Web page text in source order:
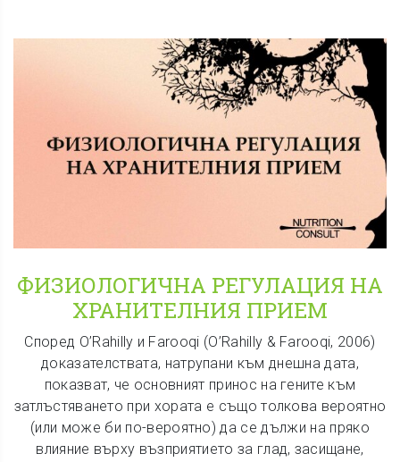
ФИЗИОЛОГИЧНА РЕГУЛАЦИЯ НА
ХРАНИТЕЛНИЯ ПРИЕМ
Според O’Rahilly и Farooqi (O’Rahilly & Farooqi, 2006)
доказателствата, натрупани към днешна дата,
показват, че основният принос на гените към
затлъстяването при хората е също толкова вероятно
(или може би по-вероятно) да се дължи на пряко
влияние върху възприятието за глад, засищане,